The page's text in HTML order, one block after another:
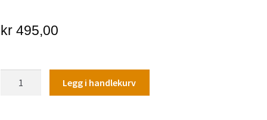
kr 495,00
Legg i handlekurv